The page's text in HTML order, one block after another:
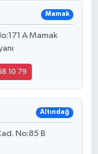
Mamak
A Mamak
10 79
Altındağ
No:85 B